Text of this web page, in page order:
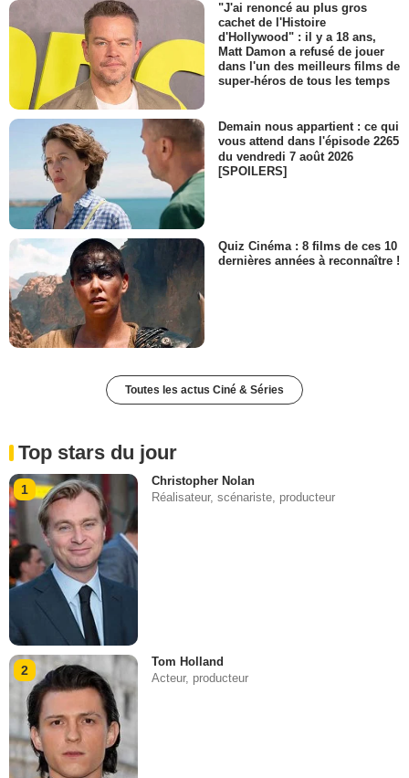
"J'ai renoncé au plus gros
cachet de l'Histoire
d'Hollywood" : il y a 18 ans,
Matt Damon a refusé de jouer
dans l'un des meilleurs films de
super-héros de tous les temps
Demain nous appartient : ce qui
vous attend dans l'épisode 2265
du vendredi 7 août 2026
[SPOILERS]
Quiz Cinéma : 8 films de ces 10
dernières années à reconnaître !
Toutes les actus Ciné & Séries
Top stars du jour
1
Christopher Nolan
Réalisateur, scénariste, producteur
2
Tom Holland
Acteur, producteur